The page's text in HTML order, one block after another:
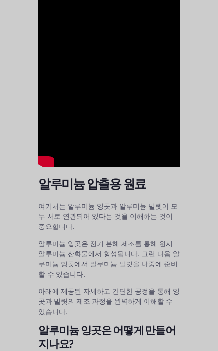
알루미늄 압출용 원료
여기서는 알루미늄 잉곳과 알루미늄 빌렛이 모
두 서로 연관되어 있다는 것을 이해하는 것이
중요합니다.
알루미늄 잉곳은 전기 분해 제조를 통해 원시
알루미늄 산화물에서 형성됩니다. 그런 다음 알
루미늄 잉곳에서 알루미늄 빌릿을 나중에 준비
할 수 있습니다.
아래에 제공된 자세하고 간단한 공정을 통해 잉
곳과 빌릿의 제조 과정을 완벽하게 이해할 수
있습니다.
알루미늄 잉곳은 어떻게 만들어
지나요?